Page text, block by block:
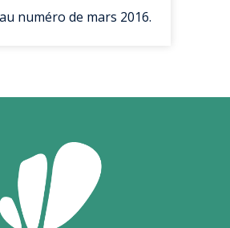
numéro de mars 2016.